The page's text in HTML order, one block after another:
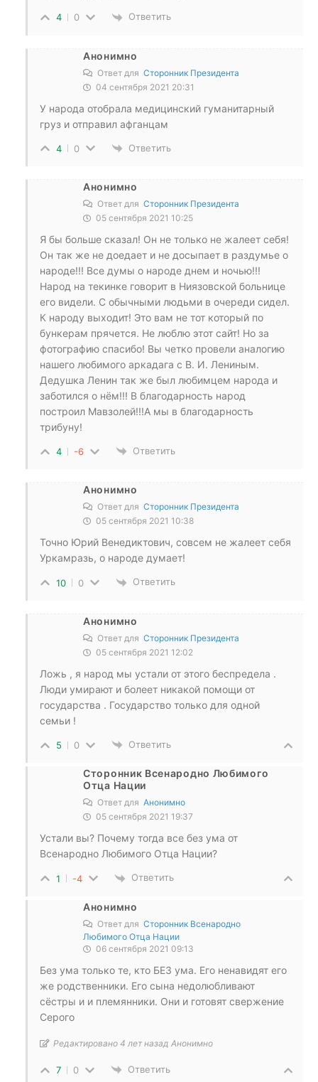
4 0 Ответить
Анонимно
Ответ для Сторонник Президента
04 сентября 2021 20:31
У народа отобрала медицинский гуманитарный
груз и отправил афганцам
4 0 Ответить
Анонимно
Ответ для Сторонник Президента
05 сентября 2021 10:25
Я бы больше сказал! Он не только не жалеет себя!
Он так же не доедает и не досыпает в раздумье о
народе!!! Все думы о народе днем и ночью!!!
Народ на текинке говорит в Ниязовской больнице
его видели. С обычными людьми в очереди сидел.
К народу выходит! Это вам не тот который по
бункерам прячется. Не люблю этот сайт! Но за
фотографию спасибо! Вы четко провели аналогию
нашего любимого аркадага с В. И. Лениным.
Дедушка Ленин так же был любимцем народа и
заботился о нём!!! В благодарность народ
построил Мавзолей!!!А мы в благодарность
трибуну!
4 -6 Ответить
Анонимно
Ответ для Сторонник Президента
05 сентября 2021 10:38
Точно Юрий Венедиктович, совсем не жалеет себя
Уркамразь, о народе думает!
10 0 Ответить
Анонимно
Ответ для Сторонник Президента
05 сентября 2021 12:02
Ложь , я народ мы устали от этого беспредела .
Люди умирают и болеет никакой помощи от
государства . Государство только для одной
семьи !
5 0 Ответить
Сторонник Всенародно Любимого
Отца Нации
Ответ для Анонимно
05 сентября 2021 19:37
Устали вы? Почему тогда все без ума от
Всенародно Любимого Отца Нации?
1 -4 Ответить
Анонимно
Ответ для Сторонник Всенародно
Любимого Отца Нации
06 сентября 2021 09:13
Без ума только те, кто БЕЗ ума. Его ненавидят его
же родственники. Его сына недолюбливают
сёстры и и племянники. Они и готовят свержение
Серого
Редактировано 4 лет назад Анонимно
7 0 Ответить